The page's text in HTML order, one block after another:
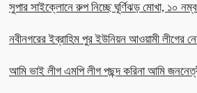
সুপার সাইক্লোনে রুপ নিচ্ছে ঘূর্ণিঝড় মোখা, ১০
নবীনগরের ইব্রাহিম পুর ইউনিয়ন আওয়ামী লীগের
আমি ভাই লীগ এমপি লীগ পছন্দ করিনা আমি